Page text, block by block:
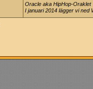
Oracle aka HipHop-Oraklet
I januari 2014 lägger vi ned